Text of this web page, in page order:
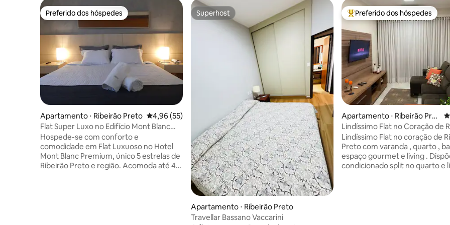
Preferido dos hóspedes
Preferido dos hóspedes
Apartamento ⋅ Ribeirão Preto 4,96 de uma avaliação média de 5, 55 avaliações
4,96 (55)
Flat Super Luxo no Edifício Mont Blanc
Andar Alto
Hospede-se com conforto e
comodidade em Flat Luxuoso no Hotel
Mont Blanc Premium, único 5 estrelas de
Ribeirão Preto e região. Acomoda até 4
Superhost
Superhost
Apartamento ⋅ Ribeirão Preto
Travellar Bassano Vaccarini
Entre os melhores preferidos
Preferido dos hóspedes
Apartamento ⋅ Ribeirão Pret
oLindíssimo Flat no Coração de
Preto
Lindíssimo Flat no coração de
Preto com varanda , quarto ,
espaço gourmet e living . Dispõe de ar
condicionado split no quarto e